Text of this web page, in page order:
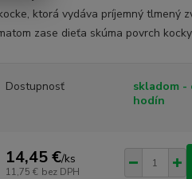
ktorá vydáva príjemný tlmený
zase dieťa skúma povrch
Dostupnosť
skladom -
hodín
14,45 €/ks
11,75 € bez DPH